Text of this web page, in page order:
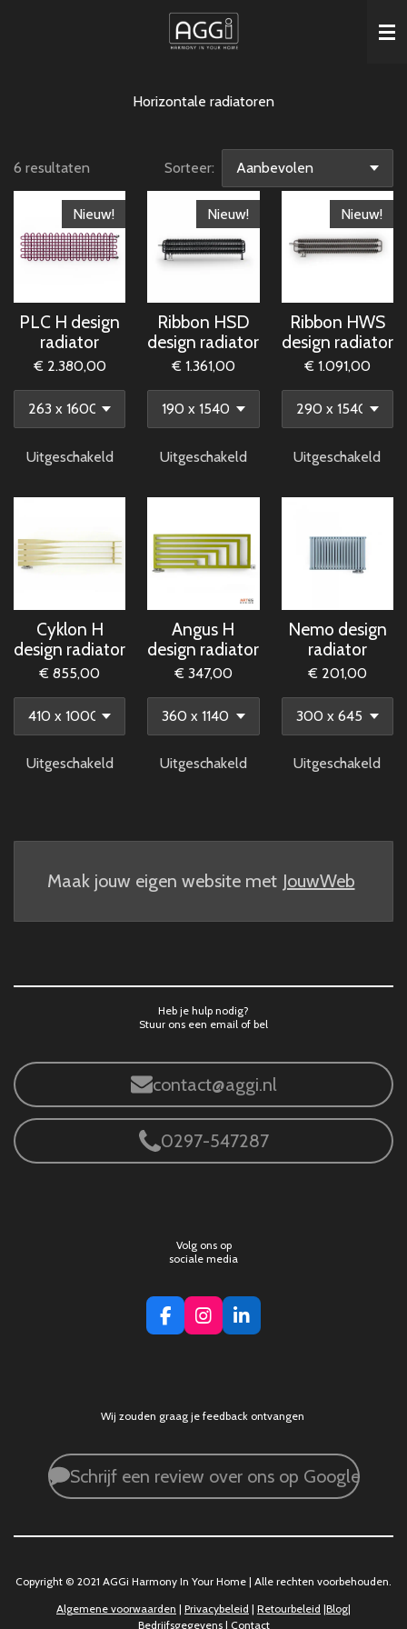
Horizontale radiatoren
6 resultaten Sorteer:
Nieuw!
PLC H design
radiator
€ 2.380,00
Uitgeschakeld
Nieuw!
Ribbon HSD
design radiator
€ 1.361,00
Uitgeschakeld
Nieuw!
Ribbon HWS
design radiator
€ 1.091,00
Uitgeschakeld
Cyklon H
design radiator
€ 855,00
Uitgeschakeld
Angus H
design radiator
€ 347,00
Uitgeschakeld
Nemo design
radiator
€ 201,00
Uitgeschakeld
Maak jouw eigen website met JouwWeb
Heb je hulp nodig?
Stuur ons een email of bel
contact@aggi.nl
0297-547287
Volg ons op
sociale media
F
a
o
I
n
g
m
L
i
d
Wij zouden graag je feedback ontvangen
Schrijf een review over ons op Google
Copyright © 2021 AGGi Harmony In Your Home | Alle rechten voorbehouden.
Algemene voorwaarden | Privacybeleid | Retourbeleid |Blog|
Bedrijfsgegevens| Contact